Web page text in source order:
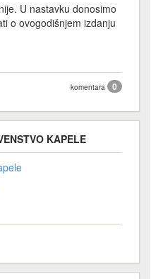
U nastavku donosimo
o ovogodišnjem izdanju
komentara 0
KAPELE